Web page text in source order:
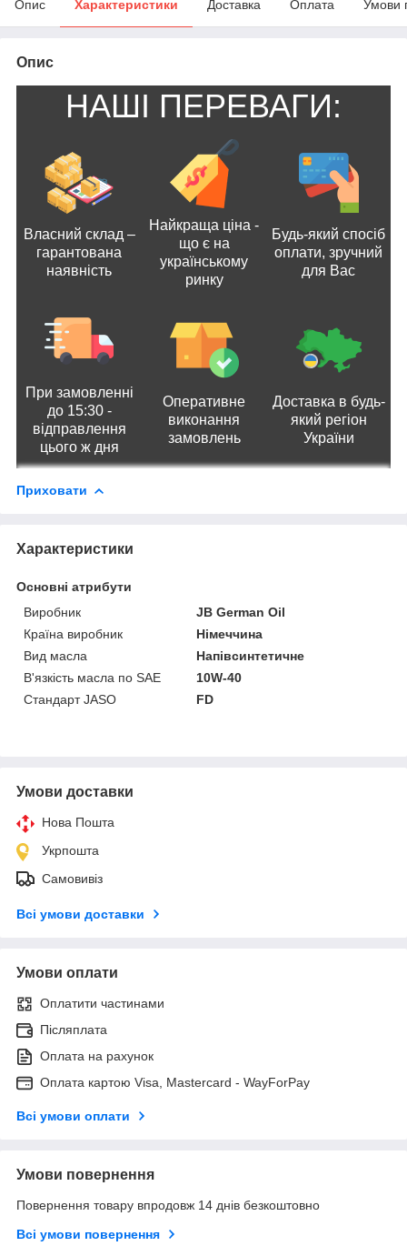
Опис Характеристики Доставка Оплата Умови
Опис
НАШІ ПЕРЕВАГИ:
Власний склад –
гарантована
наявність
Найкраща ціна -
що є на
українському
ринку
Будь-який спосіб
оплати, зручний
для Вас
При замовленні
до 15:30 -
відправлення
цього ж дня
Оперативне
виконання
замовлень
Доставка в будь-
який регіон
України
Приховати
Характеристики
Основні атрибути
Виробник
JB German Oil
Країна виробник
Німеччина
Вид масла
Напівсинтетичне
В'язкість масла по SAE
10W-40
Стандарт JASO
FD
Умови доставки
Нова Пошта
Укрпошта
Самовивіз
Всі умови доставки
Умови оплати
Оплатити частинами
Післяплата
Оплата на рахунок
Оплата картою Visa, Mastercard - WayForPay
Всі умови оплати
Умови повернення
Повернення товару впродовж 14 днів безкоштовно
Всі умови повернення